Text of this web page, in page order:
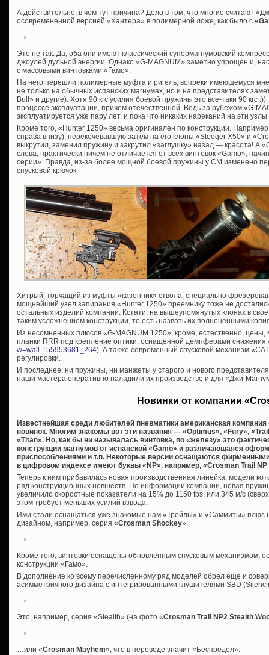
А действительно, в чем тут причина? Дело в том, что многие считают
осовремененной версией «Хантера» в полимерной ложе, как было с
Это не так. Да, оба они имеют классический супермагнумовский
джоулей дульной энергии. Однако «G-MAGNUM» заметно упрощен и,
с массовыми винтовками «Гамо».
На него перешли полимерные муфта и ригель, вопреки имеющемуся
не только на обычных испанских магнумах, но и на представителях
Bull» и другие). Хотя 90 кгс усилия боевой пружины это все-таки 90 кгс
процессе эксплуатации, причем отечественной. Ведь за рубежом «G-
эксплуатируется уже пару лет, и пока что никаких нареканий на эти
Кроме того, «Hunter 1250» весьма оригинален по конструкции.
справа внизу), перекочевавшую затем на его клоны «Stoeger Х50» и
выкрутил, заменил пружину и закрутил «заглушку» назад — красота! А
слева, практически ничем не отличается от всех винтовок «Gamo»,
серии». Правда, из-за более мощной боевой пружины у СМ изменено
спусковой крючок.
Хитрый, торчащий из муфты «казенник» ствола, специально
мощнейший узел запирания «Hunter 1250» преемнику тоже не
остальных изделий компании. Кстати, на вышеупомянутых клонах в
таким усложнением конструкции, то есть назвать их полноценными
Из несомненных плюсов «G-MAGNUM 1250», кроме, естественно,
планки RRR под крепление оптики, оснащенной демпферами снижения
w=wall-155953681_264). А также современный спусковой механизм
регулировки.
И последнее: ни пружины, ни манжеты у старого и нового
наши мастера оперативно наладили их производство и для «Джи-
Новинки от компании
Известнейшая среди любителей пневматики американская
новинок. Многим знакомы вот эти названия — «Optimus», «Fury»,
«Titan». Но, как бы ни называлась винтовка, по «железу» это
конструкции магнумов от испанской «Gamo» и различающаяся
приспособлениями и т.п. Некоторые версии оснащаются
в цифровом индексе имеют буквы «NP», например, «Crosman Trail NP
Теперь к ним прибавилась новая производственная линейка, модели
ряд конструкционных новшеств. По информации компании, новая
увеличило скоростные показатели на 15% до 1150 fps, или 345 м/с
этом требует меньших усилий взвода.
Ими стали оснащаться уже знакомые нам «Трейлы» и «Саммиты» плюс
дизайном, например, серия «Crosman Shockey»:
Кроме того, винтовки оснащены обновленным спусковым механизмом,
конструкции «Гамо».
В дополнение ко всему перечисленному ряд моделей обрел еще и
асимметричного дизайна с интегрированными глушителями SBD
Это, например, серия «Stealth» (на фото «Crosman Trail NP2 Stealth
…или «Crosman Mayhem», что в переводе значит «Беспредел»: